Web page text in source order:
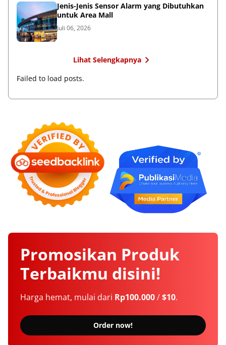
Jenis-Jenis Sensor Alarm yang Dibutuhkan
untuk Area Mall
Juli 06, 2026
Lihat Selengkapnya
Failed to load posts.
Promosikan Produk
Terbaikmu disini!
Harga hemat, mulai dari Rp100.000/$10.
Order now!